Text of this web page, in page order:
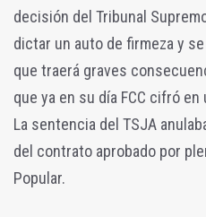
decisión del Tribunal
dictar un auto de firmeza y
que traerá graves
que ya en su día FCC cifró
La sentencia del TSJA
del contrato aprobado por
Popular.